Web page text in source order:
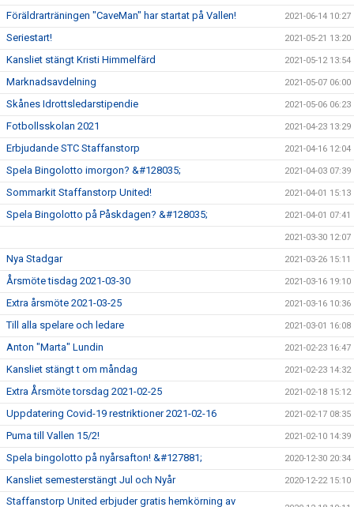
Föräldrarträningen "CaveMan" har startat på Vallen! 2021-06-14 10:27
Seriestart! 2021-05-21 13:20
Kansliet stängt Kristi Himmelfärd 2021-05-12 13:54
Marknadsavdelning 2021-05-07 06:00
Skånes Idrottsledarstipendie 2021-05-06 06:23
Fotbollsskolan 2021 2021-04-23 13:29
Erbjudande STC Staffanstorp 2021-04-16 12:04
Spela Bingolotto imorgon? &#128035; 2021-04-03 07:39
Sommarkit Staffanstorp United! 2021-04-01 15:13
Spela Bingolotto på Påskdagen? &#128035; 2021-04-01 07:41
2021-03-30 12:07
Nya Stadgar 2021-03-26 15:11
Årsmöte tisdag 2021-03-30 2021-03-16 19:10
Extra årsmöte 2021-03-25 2021-03-16 10:36
Till alla spelare och ledare 2021-03-01 16:08
Anton "Marta" Lundin 2021-02-23 16:47
Kansliet stängt t om måndag 2021-02-23 14:32
Extra Årsmöte torsdag 2021-02-25 2021-02-18 15:12
Uppdatering Covid-19 restriktioner 2021-02-16 2021-02-17 08:35
Puma till Vallen 15/2! 2021-02-10 14:39
Spela bingolotto på nyårsafton! &#127881; 2020-12-30 20:34
Kansliet semesterstängt Jul och Nyår 2020-12-22 15:10
Staffanstorp United erbjuder gratis hemkörning av